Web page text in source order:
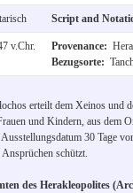
Script and
v.Chr. Provenance:
Bezugsorte:
erteilt dem Xeinos und
und Kindern, aus dem
30 Tage
schützt.
des Herakleopolites